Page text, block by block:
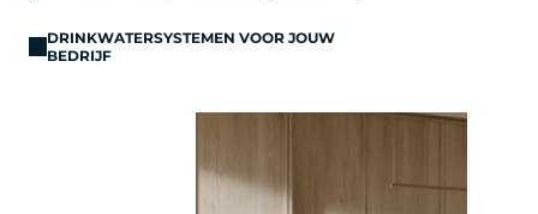
DRINKWATERSYSTEMEN VOOR JOUW
BEDRIJF